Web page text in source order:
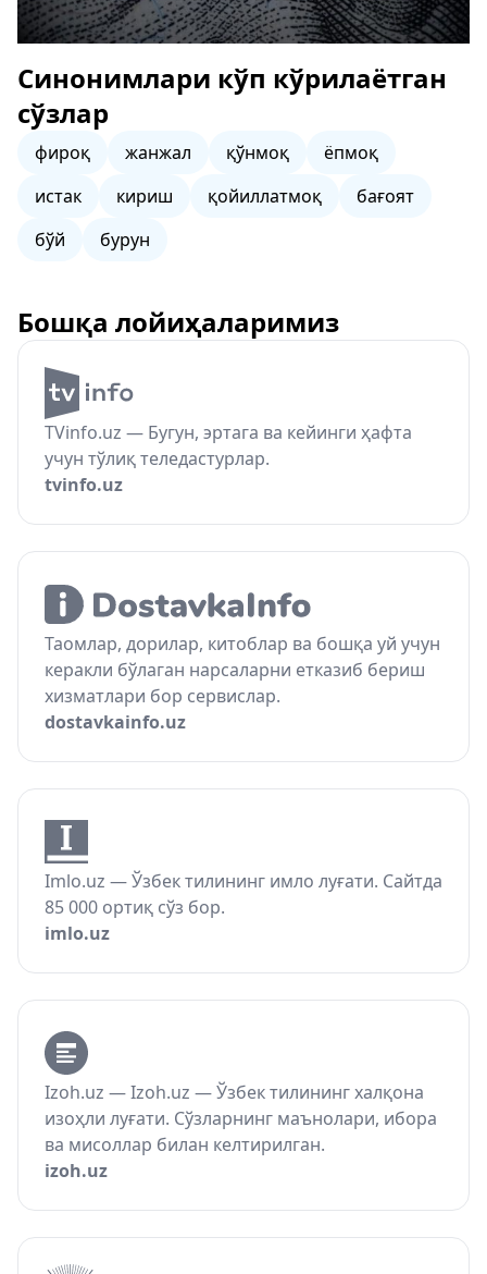
Синонимлари кўп кўрилаётган
сўзлар
фироқ жанжал қўнмоқ
ёпмоқ
истак
кириш қойиллатмоқ
бағоят
бўй
бурун
Бошқа лойиҳаларимиз
TVinfo.uz — Бугун, эртага ва кейинги ҳафта
учун тўлиқ теледастурлар.
tvinfo.uz
Таомлар, дорилар, китоблар ва бошқа уй учун
керакли бўлаган нарсаларни етказиб бериш
хизматлари бор сервислар.
dostavkainfo.uz
Imlo.uz — Ўзбек тилининг имло луғати. Сайтда
85 000 ортиқ сўз бор.
imlo.uz
Izoh.uz — Izoh.uz — Ўзбек тилининг халқона
изоҳли луғати. Сўзларнинг маънолари, ибора
ва мисоллар билан келтирилган.
izoh.uz